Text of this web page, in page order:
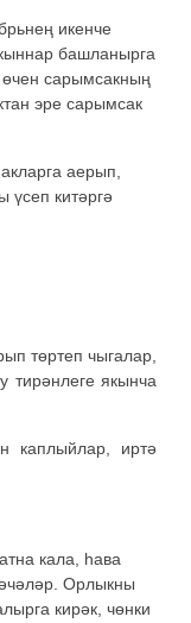
икенче
башланырга
сарымсакның
эре сарымсак
аерып,
китәргә
төртеп чыгалар,
тирәнлеге якынча
каплыйлар, иртә
кала, һава
Орлыкны
кирәк, чөнки